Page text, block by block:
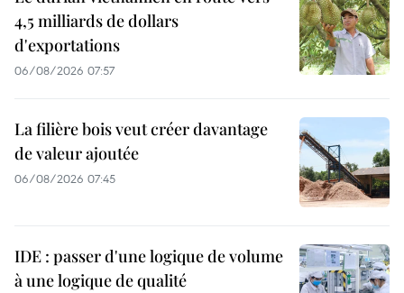
4,5 milliards de dollars
d'exportations
06/08/2026 07:57
La filière bois veut créer davantage
de valeur ajoutée
06/08/2026 07:45
IDE : passer d'une logique de volume
à une logique de qualité